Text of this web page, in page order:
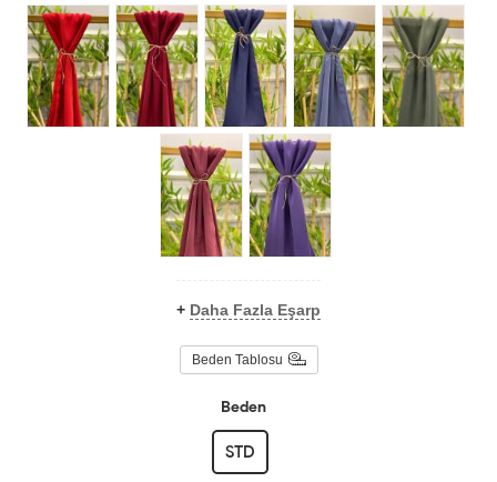
+ Daha Fazla Eşarp
Beden Tablosu
Beden
STD